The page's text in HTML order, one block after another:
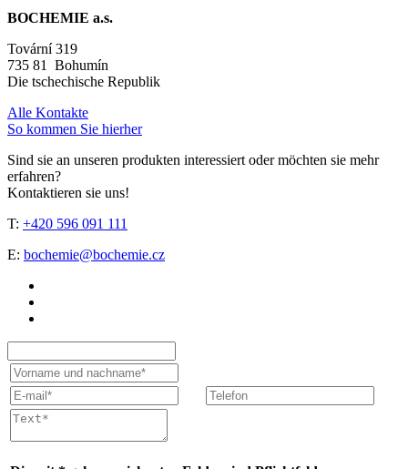
BOCHEMIE a.s.
Tovární 319
735 81 Bohumín
Die tschechische Republik
Alle Kontakte
So kommen Sie hierher
Sind sie an unseren produkten interessiert oder möchten sie mehr
erfahren?
Kontaktieren sie uns!
T: +420 596 091 111
E: bochemie@bochemie.cz